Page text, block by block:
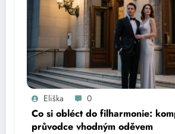
Eliška 0
Co si obléct do filharmonie:
průvodce vhodným oděvem